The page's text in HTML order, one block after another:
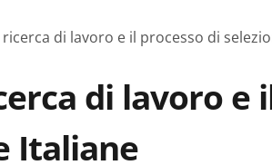
ricerca di lavoro e il processo di
di lavoro e
Italiane